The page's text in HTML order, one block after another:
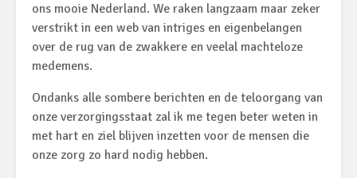
ons mooie Nederland. We raken langzaam maar zeker
verstrikt in een web van intriges en eigenbelangen
over de rug van de zwakkere en veelal machteloze
medemens.
Ondanks alle sombere berichten en de teloorgang van
onze verzorgingsstaat zal ik me tegen beter weten in
met hart en ziel blijven inzetten voor de mensen die
onze zorg zo hard nodig hebben.